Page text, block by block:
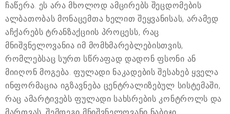
ჩაწერა. ეს არა მხოლოდ ამცირებს შეცდომების
ალბათობას მონაცემთა ხელით შეყვანისას, არამედ
აჩქარებს ტრანზაქციის პროცესს, რაც
მნიშვნელოვანია იმ მომხმარებლებისთვის,
რომლებსაც სურთ სწრაფად დადონ ფსონი ან
მიიღონ მოგება. ფულადი ნაკადების შესახებ ყველა
ინფორმაცია იგზავნება ცენტრალიზებულ სისტემაში,
რაც ამარტივებს ფულადი სახსრების კონტროლს და